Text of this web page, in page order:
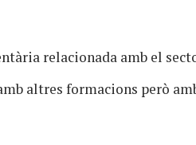
relacionada amb el
altres formacions però